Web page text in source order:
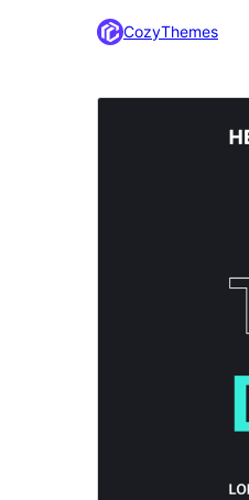
CozyThemes